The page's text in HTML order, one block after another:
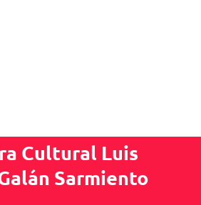
Cultural Luis
Sarmiento